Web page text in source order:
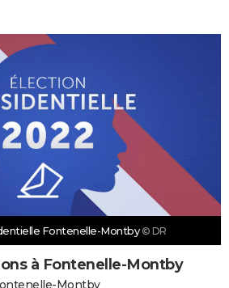
Fontenelle-Montby © DR
à Fontenelle-Montby
Montby